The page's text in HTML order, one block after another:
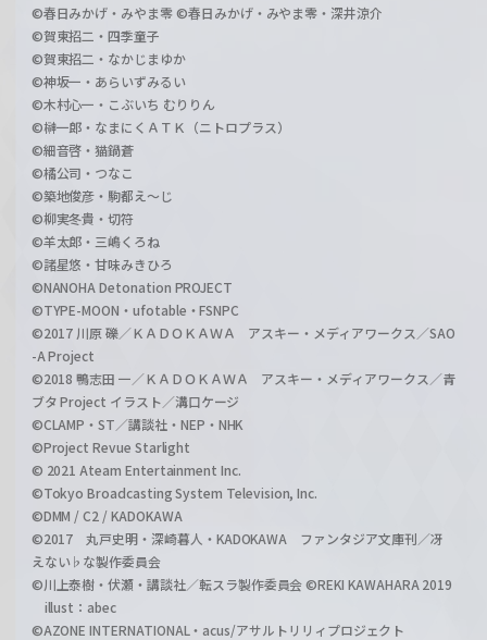
©春日みかげ・みやま零 ©春日みかげ・みやま零・深井涼介
©賀東招二・四季童子
©賀東招二・なかじまゆか
©神坂一・あらいずみるい
©木村心一・こぶいち むりりん
©榊一郎・なまにくＡＴＫ（ニトロプラス）
©細音啓・猫鍋蒼
©橘公司・つなこ
©築地俊彦・駒都え～じ
©柳実冬貴・切符
©羊太郎・三嶋くろね
©諸星悠・甘味みきひろ
©NANOHA Detonation PROJECT
©TYPE-MOON・ufotable・FSNPC
©2017 川原 礫／ＫＡＤＯＫＡＷＡ アスキー・メディアワークス／SAO
-A Project
©2018 鴨志田 一／ＫＡＤＯＫＡＷＡ アスキー・メディアワークス／青
ブタ Project イラスト／溝口ケージ
©CLAMP・ST／講談社・NEP・NHK
©Project Revue Starlight
© 2021 Ateam Entertainment Inc.
©Tokyo Broadcasting System Television, Inc.
©DMM / C2 / KADOKAWA
©2017 丸戸史明・深崎暮人・KADOKAWA ファンタジア文庫刊／冴
えない♭な製作委員会
©川上泰樹・伏瀬・講談社／転スラ製作委員会 ©REKI KAWAHARA 2019
illust：abec
©AZONE INTERNATIONAL・acus/アサルトリリィプロジェクト